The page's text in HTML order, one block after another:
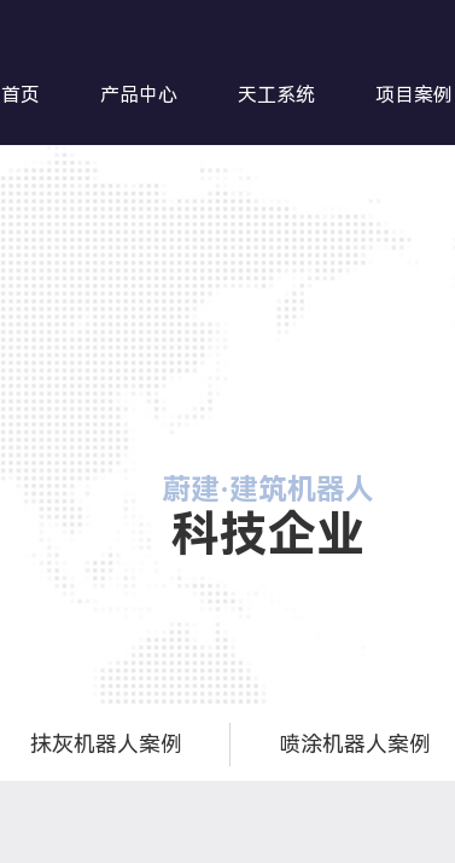
首页 产品中心 天工系统 项目案例
蔚建·建筑机器人
科技企业
抹灰机器人案例 喷涂机器人案例